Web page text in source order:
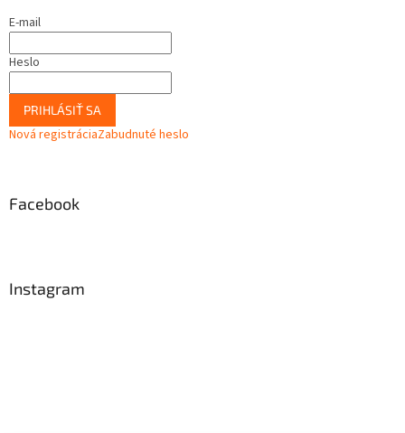
E-mail
Heslo
PRIHLÁSIŤ SA
Nová registráciaZabudnuté heslo
Facebook
Instagram